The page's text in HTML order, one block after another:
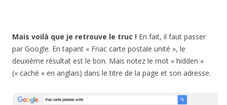
Mais voilà que je retrouve le truc ! En fait, il faut passer
par Google. En tapant « Fnac carte postale unité », le
deuxième résultat est le bon. Mais notez le mot « hidden »
(« caché » en anglais) dans le titre de la page et son adresse.